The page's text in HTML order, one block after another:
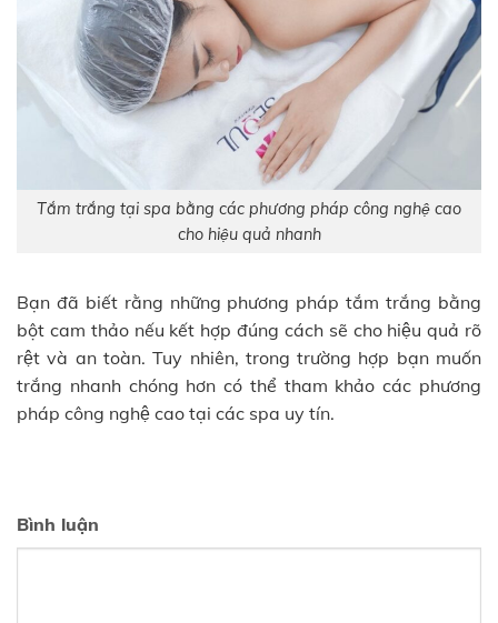
Tắm trắng tại spa bằng các phương pháp công nghệ cao
cho hiệu quả nhanh
Bạn đã biết rằng những phương pháp tắm trắng bằng
bột cam thảo nếu kết hợp đúng cách sẽ cho hiệu quả rõ
rệt và an toàn. Tuy nhiên, trong trường hợp bạn muốn
trắng nhanh chóng hơn có thể tham khảo các phương
pháp công nghệ cao tại các spa uy tín.
Bình luận